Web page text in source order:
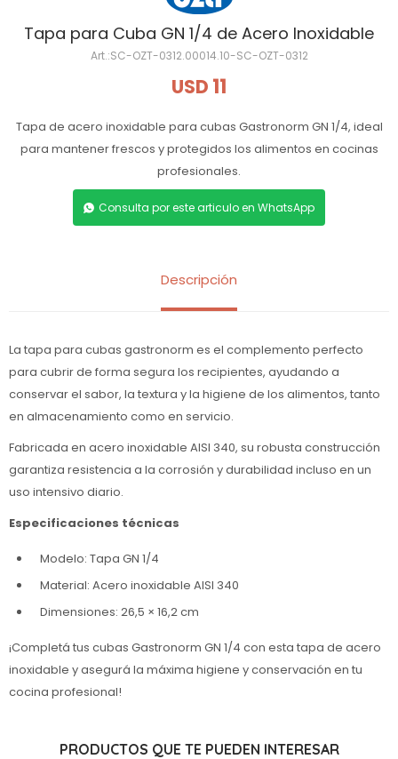
Tapa para Cuba GN 1/4 de Acero Inoxidable
SC-OZT-0312.00014.10-SC-OZT-0312
USD 11
Tapa de acero inoxidable para cubas Gastronorm GN 1/4, ideal
para mantener frescos y protegidos los alimentos en cocinas
profesionales.
Consulta por este articulo en WhatsApp
Descripción
La tapa para cubas gastronorm es el complemento perfecto
para cubrir de forma segura los recipientes, ayudando a
conservar el sabor, la textura y la higiene de los alimentos, tanto
en almacenamiento como en servicio.
Fabricada en acero inoxidable AISI 340, su robusta construcción
garantiza resistencia a la corrosión y durabilidad incluso en un
uso intensivo diario.
Especificaciones técnicas
Modelo: Tapa GN 1/4
Material: Acero inoxidable AISI 340
Dimensiones: 26,5 × 16,2 cm
¡Completá tus cubas Gastronorm GN 1/4 con esta tapa de acero
inoxidable y asegurá la máxima higiene y conservación en tu
cocina profesional!
PRODUCTOS QUE TE PUEDEN INTERESAR